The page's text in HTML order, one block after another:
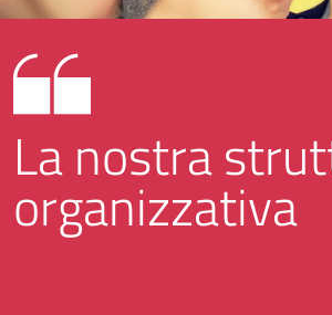
La nostra
organizzativa